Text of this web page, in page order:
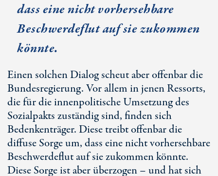
dass eine nicht vorhersehbare
Beschwerdeflut auf sie zukommen
könnte.
Einen solchen Dialog scheut aber offenbar die
Bundesregierung. Vor allem in jenen Ressorts,
die für die innenpolitische Umsetzung des
Sozialpakts zuständig sind, finden sich
Bedenkenträger. Diese treibt offenbar die
diffuse Sorge um, dass eine nicht vorhersehbare
Beschwerdeflut auf sie zukommen könnte.
Diese Sorge ist aber überzogen – und hat sich